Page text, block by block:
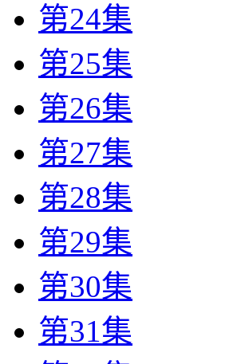
第24集
第25集
第26集
第27集
第28集
第29集
第30集
第31集